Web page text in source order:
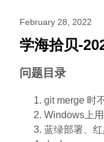
February 28, 2022
学海拾贝-
问题目录
git merge 时
Windows上
蓝绿部署、